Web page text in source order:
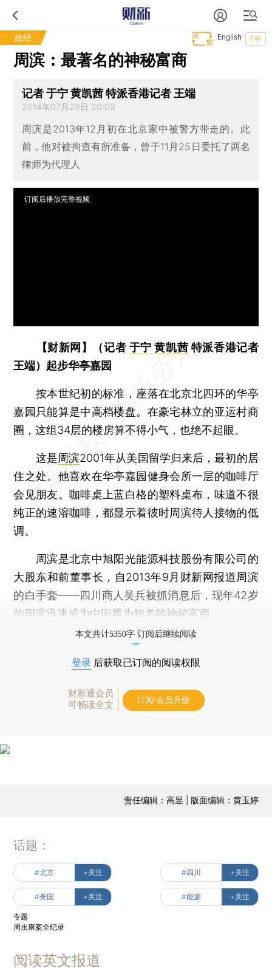
政经 T中
English
周滨：最著名的神秘富商
记者 于宁 黄凯茜 特派香港记者 王端
2014年07月29日 20:09
周滨是2013年12月初在北京家中被警方带走的。此
前，他对被拘查有所准备，曾于11月25日委托了两名
律师为代理人
订阅后播放完整视频
【财新网】（记者 于宁 黄凯茜 特派香港记者
王端）起步华亭嘉园
按本世纪初的标准，座落在北京北四环的华亭
嘉园只能算是中高档楼盘。在豪宅林立的亚运村商
圈，这组34层的楼房算不得小气，也绝不起眼。
这是周滨2001年从美国留学归来后，最初的居
住之处。他喜欢在华亭嘉园健身会所一层的咖啡厅
会见朋友。咖啡桌上蓝白格的塑料桌布，味道不很
纯正的速溶咖啡，都显示着彼时周滨待人接物的低
调。
周滨是北京中旭阳光能源科技股份有限公司的
大股东和前董事长，自2013年9月财新网报道周滨
的白手套——四川商人吴兵被抓消息后，现年42岁
的周滨迅速成为中国最为知名的神秘富商。
本文共计5350字 订阅后继续阅读
登录 后获取已订阅的阅读权限
财新通会员
可畅读全文
订阅/会员升级
责任编辑：高昱 | 版面编辑：黄玉婷
话题：
#北京 +关注 #四川 +关注
#美国 +关注 #能源 +关注
专题
周永康案全纪录
阅读英文报道